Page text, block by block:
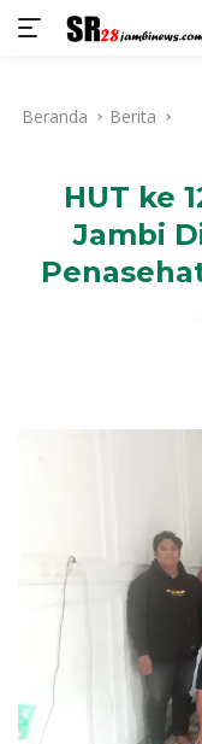
kontenBeranda Berita
HUT ke
Jambi